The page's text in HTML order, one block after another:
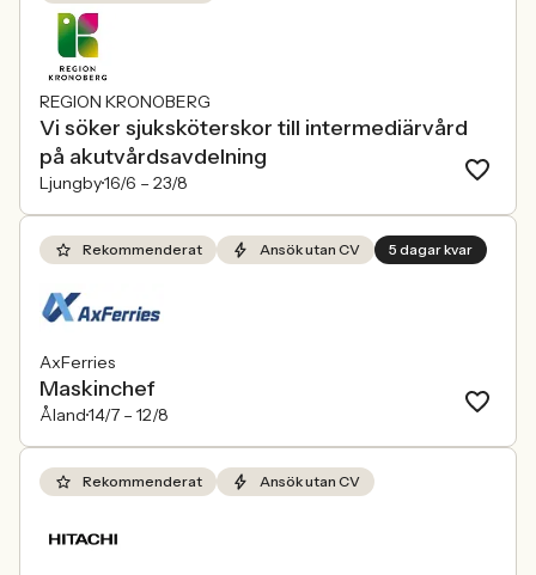
REGION KRONOBERG
Vi söker sjuksköterskor till intermediärvård
på akutvårdsavdelning
Ljungby16/6 – 23/8
Rekommenderat Ansök utan CV 5 dagar kvar
AxFerries
Maskinchef
Åland14/7 – 12/8
Rekommenderat Ansök utan CV